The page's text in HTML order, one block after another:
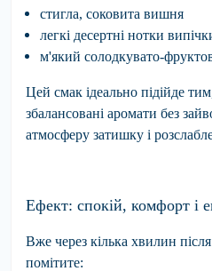
стигла, соковита вишня
легкі десертні нотки
м'який солодкувато-
Цей смак ідеально підійде
збалансовані аромати без
атмосферу затишку і
Ефект: спокій, комфорт і
Вже через кілька хвилин
помітите: